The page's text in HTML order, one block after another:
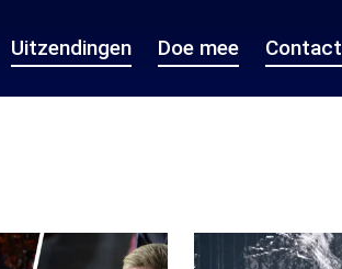
Uitzendingen Doe mee Contact